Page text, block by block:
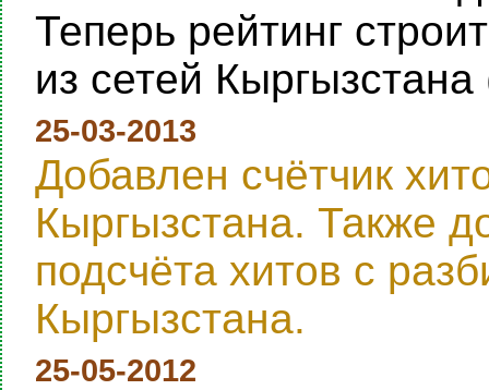
Теперь рейтинг
из сетей
25-03-2013
Добавлен счётчик
Кыргызстана. Также
подсчёта хитов с
Кыргызстана.
25-05-2012